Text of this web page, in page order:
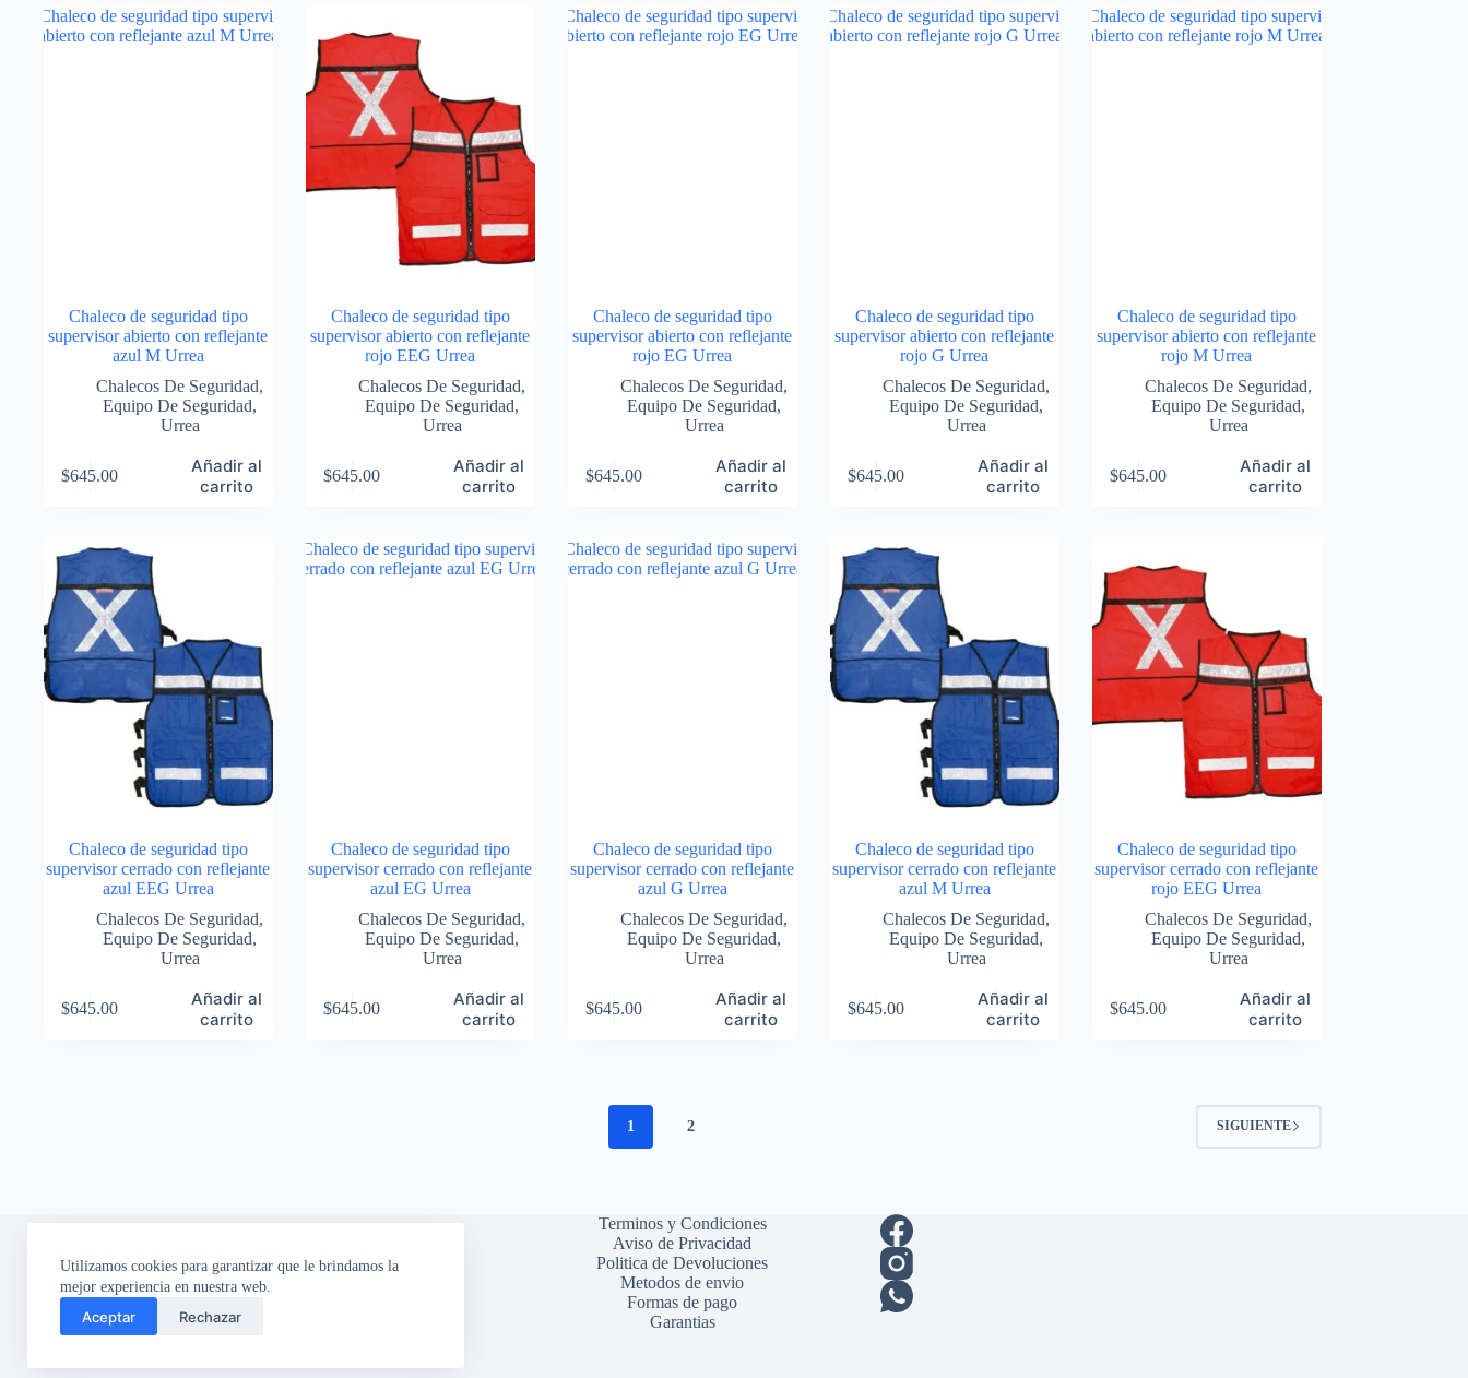
Utilizamos cookies para garantizar que le brindamos la
mejor experiencia en nuestra web.
Aceptar Rechazar
Chaleco de seguridad tipo
supervisor abierto con reflejante
azul M Urrea
Chalecos De Seguridad,
Equipo De Seguridad,
Urrea
$645.00
Añadir al
carrito
Chaleco de seguridad tipo
supervisor abierto con reflejante
rojo EEG Urrea
Chalecos De Seguridad,
Equipo De Seguridad,
Urrea
$645.00
Añadir al
carrito
Chaleco de seguridad tipo
supervisor abierto con reflejante
rojo EG Urrea
Chalecos De Seguridad,
Equipo De Seguridad,
Urrea
$645.00
Añadir al
carrito
Chaleco de seguridad tipo
supervisor abierto con reflejante
rojo G Urrea
Chalecos De Seguridad,
Equipo De Seguridad,
Urrea
$645.00
Añadir al
carrito
Chaleco de seguridad tipo
supervisor abierto con reflejante
rojo M Urrea
Chalecos De Seguridad,
Equipo De Seguridad,
Urrea
$645.00
Añadir al
carrito
Chaleco de seguridad tipo
supervisor cerrado con reflejante
azul EEG Urrea
Chalecos De Seguridad,
Equipo De Seguridad,
Urrea
$645.00
Añadir al
carrito
Chaleco de seguridad tipo
supervisor cerrado con reflejante
azul EG Urrea
Chalecos De Seguridad,
Equipo De Seguridad,
Urrea
$645.00
Añadir al
carrito
Chaleco de seguridad tipo
supervisor cerrado con reflejante
azul G Urrea
Chalecos De Seguridad,
Equipo De Seguridad,
Urrea
$645.00
Añadir al
carrito
Chaleco de seguridad tipo
supervisor cerrado con reflejante
azul M Urrea
Chalecos De Seguridad,
Equipo De Seguridad,
Urrea
$645.00
Añadir al
carrito
Chaleco de seguridad tipo
supervisor cerrado con reflejante
rojo EEG Urrea
Chalecos De Seguridad,
Equipo De Seguridad,
Urrea
$645.00
Añadir al
carrito
1 2 SIGUIENTE
Terminos y Condiciones
Aviso de Privacidad
Politica de Devoluciones
Metodos de envio
Formas de pago
Garantias